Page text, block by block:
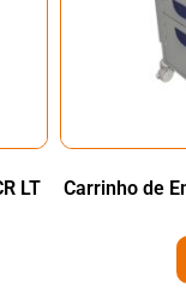
LT
Carrinho de